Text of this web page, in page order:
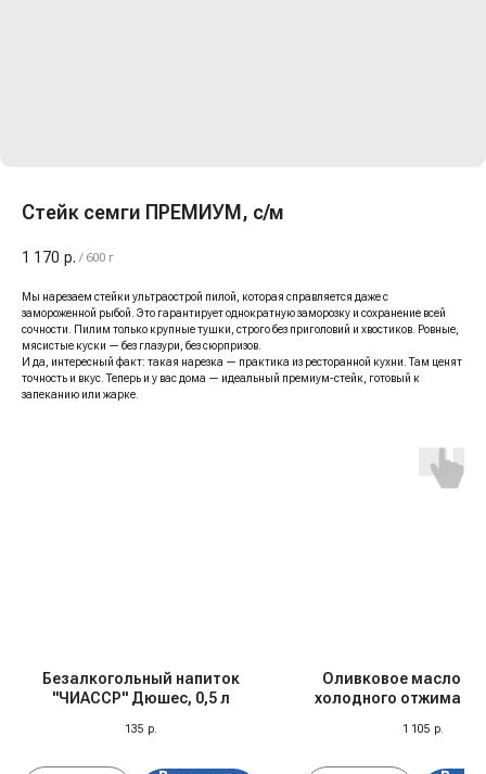
Стейк семги ПРЕМИУМ, с/м
1 170 р. / 600 г
Мы нарезаем стейки ультраострой пилой, которая справляется даже с
замороженной рыбой. Это гарантирует однократную заморозку и сохранение всей
сочности. Пилим только крупные тушки, строго без приголовий и хвостиков. Ровные,
мясистые куски — без глазури, без сюрпризов.
И да, интересный факт: такая нарезка — практика из ресторанной кухни. Там ценят
точность и вкус. Теперь и у вас дома — идеальный премиум-стейк, готовый к
запеканию или жарке.
Безалкогольный напиток
"ЧИАССР" Дюшес, 0,5 л
135 р.
Оливковое масло
холодного отжима
1 105 р.